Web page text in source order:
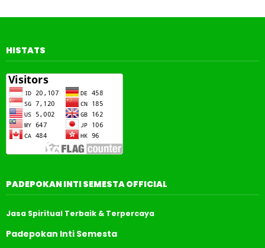
HISTATS
PADEPOKAN INTI SEMESTA OFFICIAL
Jasa Spiritual Terbaik & Terpercaya
Padepokan Inti Semesta